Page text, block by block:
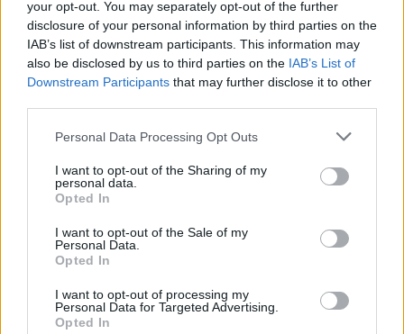
your opt-out. You may separately opt-out of the further
disclosure of your personal information by third parties on the
IAB’s list of downstream participants. This information may
also be disclosed by us to third parties on the IAB’s List of
Downstream Participants that may further disclose it to other
Personal Data Processing Opt Outs
I want to opt-out of the Sharing of my
personal data.
Opted In
I want to opt-out of the Sale of my
Personal Data.
Opted In
I want to opt-out of processing my
Personal Data for Targeted Advertising.
Opted In
¿Tienes un perro? Prepáralo para la llegada del
LEER